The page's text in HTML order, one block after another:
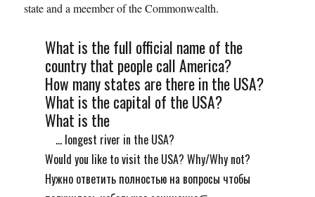
state and a meember of the Commonwealth.
What is the full official name of the
country that people call America?
How many states are there in the USA?
What is the capital of the USA?
What is the
... longest river in the USA?
Would you like to visit the USA? Why/Why not?
Нужно ответить полностью на вопросы чтобы